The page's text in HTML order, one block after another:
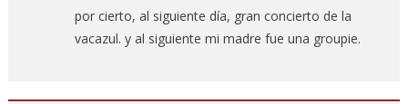
por cierto, al siguiente día, gran concierto de la
vacazul. y al siguiente mi madre fue una groupie.